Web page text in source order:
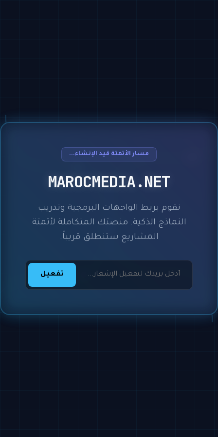
مسار الأتمتة قيد الإنشاء...
MAROCMEDIA.NET
نقوم بربط الواجهات البرمجية وتدريب
النماذج الذكية. منصتك المتكاملة لأتمتة
المشاريع ستنطلق قريباً.
تفعيل